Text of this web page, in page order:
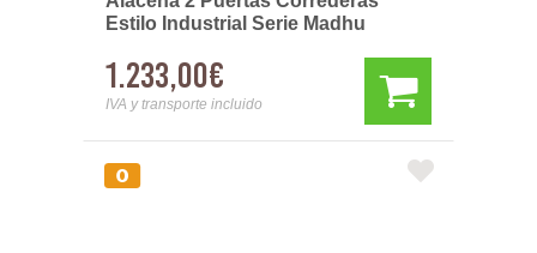
Estilo Industrial Serie Madhu
1.233,00€
IVA y transporte incluido